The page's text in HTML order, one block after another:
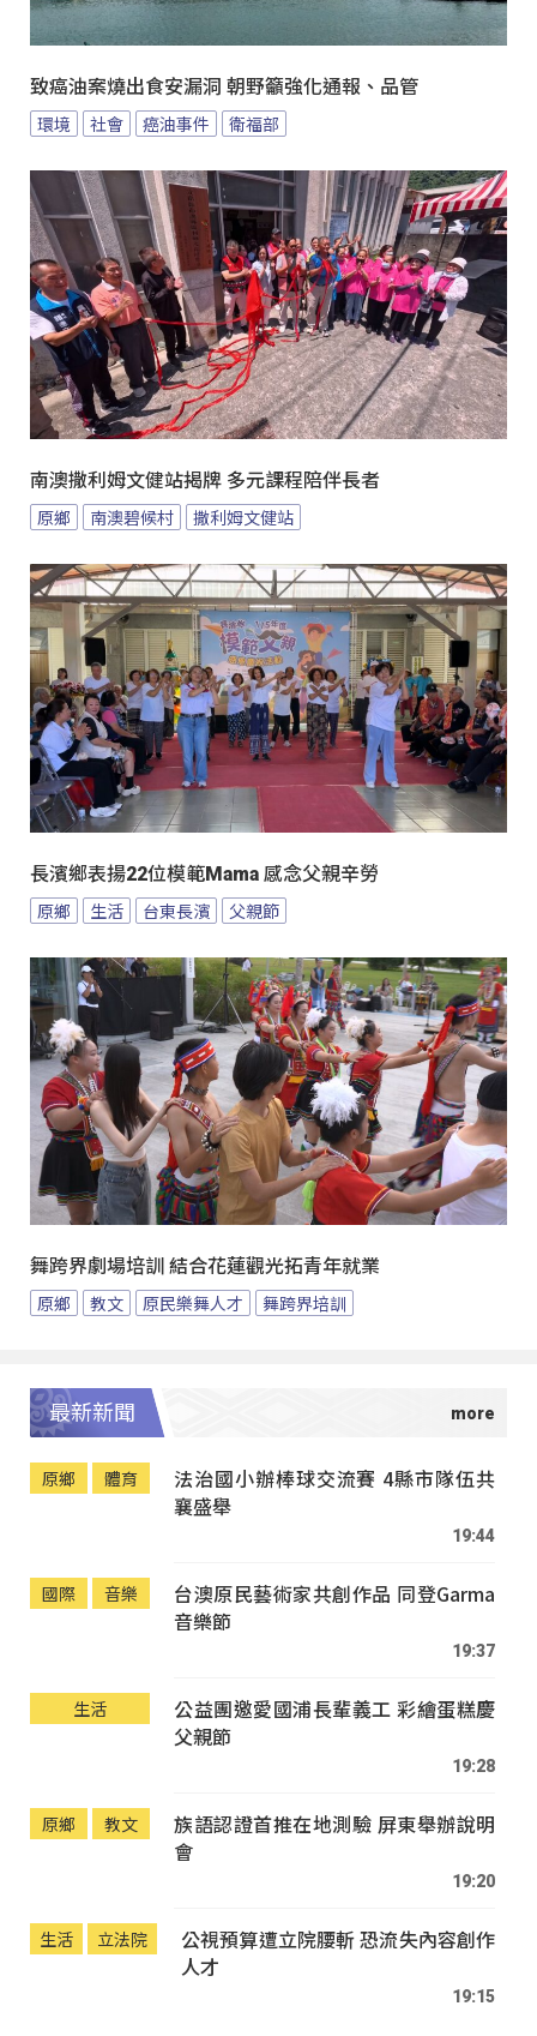
致癌油案燒出食安漏洞 朝野籲強化通報、品管
環境 社會 癌油事件 衛福部
南澳撒利姆文健站揭牌 多元課程陪伴長者
原鄉 南澳碧候村 撒利姆文健站
長濱鄉表揚22位模範Mama 感念父親辛勞
原鄉 生活 台東長濱 父親節
舞跨界劇場培訓 結合花蓮觀光拓青年就業
原鄉 教文 原民樂舞人才 舞跨界培訓
最新新聞
原鄉 體育
法治國小辦棒球交流賽 4縣市隊伍共
襄盛舉
19:44
國際 音樂
台澳原民藝術家共創作品 同登Garma
音樂節
19:37
生活
公益團邀愛國浦長輩義工 彩繪蛋糕慶
父親節
19:28
原鄉 教文
族語認證首推在地測驗 屏東舉辦說明
會
19:20
生活 立法院
公視預算遭立院腰斬 恐流失內容創作
人才
19:15